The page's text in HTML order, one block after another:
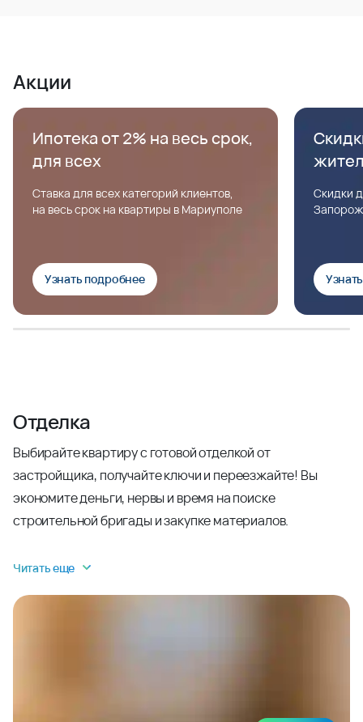
Акции
Ипотека от 2% на весь срок,
для всех
Ставка для всех категорий клиентов,
на весь срок на квартиры в Мариуполе
Узнать подробнее
Скидки
Отделка
Выбирайте квартиру с готовой отделкой от
застройщика, получайте ключи и переезжайте! Вы
экономите деньги, нервы и время на поиске
строительной бригады и закупке материалов.
Читать еще